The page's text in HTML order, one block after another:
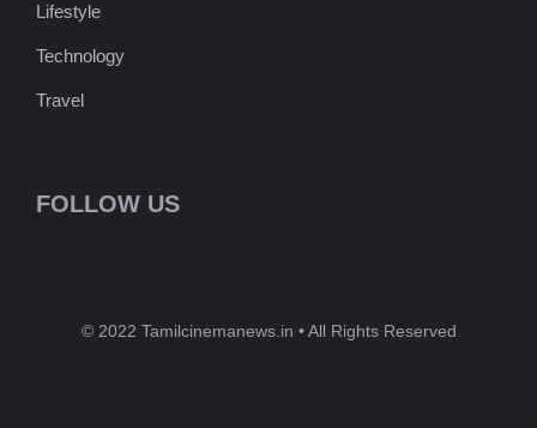
Lifestyle
Technology
Travel
FOLLOW US
© 2022 Tamilcinemanews.in • All Rights Reserved